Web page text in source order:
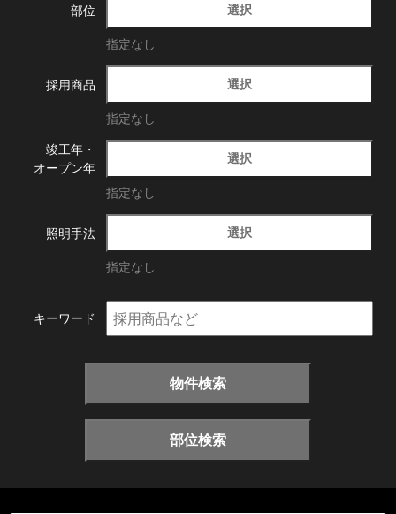
部位 選択
指定なし
採用商品 選択
指定なし
竣工年・
オープン年
選択
指定なし
照明手法 選択
指定なし
キーワード
物件検索
部位検索